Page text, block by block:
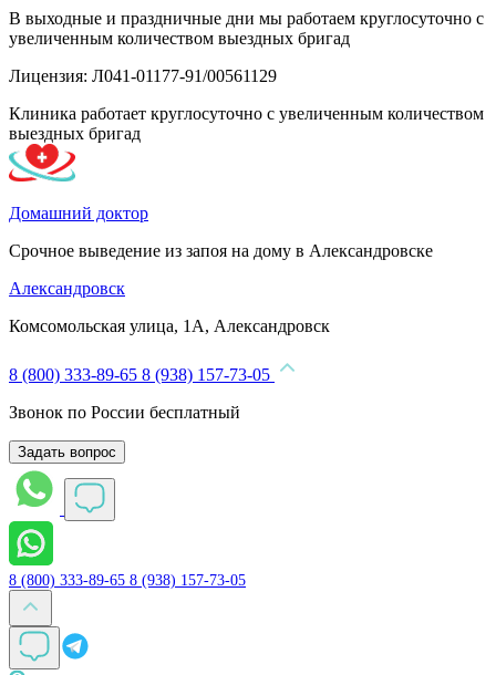
В выходные и праздничные дни мы работаем круглосуточно с
увеличенным количеством выездных бригад
Лицензия: Л041-01177-91/00561129
Клиника работает круглосуточно с увеличенным количеством
выездных бригад
Домашний доктор
Срочное выведение из запоя на дому в Александровске
Александровск
Комсомольская улица, 1А, Александровск
8 (800) 333-89-65 8 (938) 157-73-05
Звонок по России бесплатный
Задать вопрос
8 (800) 333-89-65 8 (938) 157-73-05